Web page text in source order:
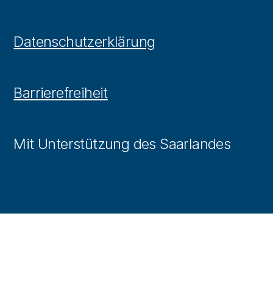
Datenschutzerklärung
Barrierefreiheit
Mit Unterstützung des Saarlandes